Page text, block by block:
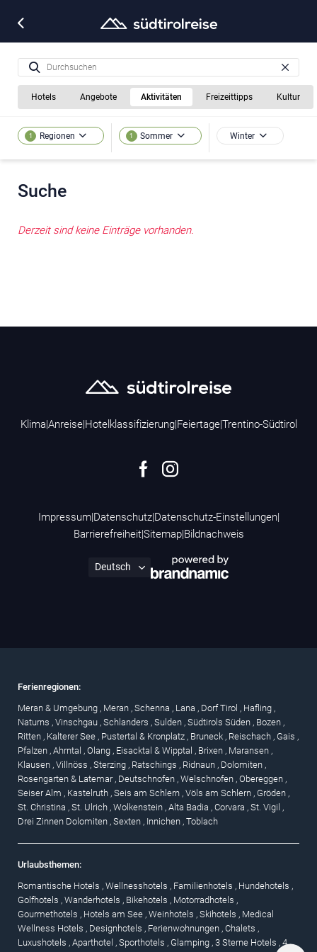
Hotels Angebote Aktivitäten Freizeittipps Kultur
1 Regionen 1 Sommer Winter
Suche
Derzeit sind keine Einträge vorhanden.
Klima Anreise| Hotelklassifizierung| Feiertage|Trentino-Südtirol
Impressum| Datenschutz| Datenschutz-Einstellungen|
Barrierefreiheit|Sitemap| Bildnachweis
Ferienregionen:
Meran & Umgebung , Meran , Schenna , Lana , Dorf Tirol , Hafling ,
Naturns , Vinschgau , Schlanders , Sulden , Südtirols Süden , Bozen ,
Ritten , Kalterer See , Pustertal & Kronplatz , Bruneck , Reischach , Gais ,
Pfalzen , Ahrntal , Olang , Eisacktal & Wipptal , Brixen , Maransen ,
Klausen , Villnöss , Sterzing , Ratschings , Ridnaun , Dolomiten ,
Rosengarten & Latemar , Deutschnofen , Welschnofen , Obereggen ,
Seiser Alm , Kastelruth , Seis am Schlern , Völs am Schlern , Gröden ,
St. Christina , St. Ulrich , Wolkenstein , Alta Badia , Corvara , St. Vigil ,
Drei Zinnen Dolomiten , Sexten , Innichen , Toblach
Urlaubsthemen:
Romantische Hotels , Wellnesshotels , Familienhotels , Hundehotels ,
Golfhotels , Wanderhotels , Bikehotels , Motorradhotels ,
Gourmethotels , Hotels am See , Weinhotels , Skihotels , Medical
Wellness Hotels , Designhotels , Ferienwohnungen , Chalets ,
Luxushotels , Aparthotel , Sporthotels , Glamping , 3 Sterne Hotels , 4